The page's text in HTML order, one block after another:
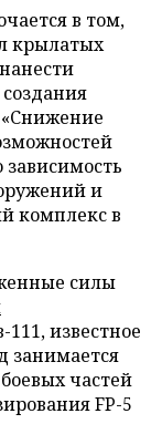
в том,
крылатых
и
комплекс в
силы
известное
занимается
частей
FP-5